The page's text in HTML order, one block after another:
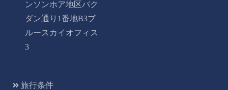
ンソンホア地区バク
ダン通り1番地B3ブ
ルースカイオフィス
3
旅行条件